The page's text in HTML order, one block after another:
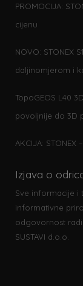
PROMOCIJA:
cijenu
NOVO: STONEX
daljinomjerom i
TopoGEOS L40
povoljnije do 3D
AKCIJA:
Izjava o
Sve informacije i
informativne
odgovornost radi
SUSTAVI d.o.o.